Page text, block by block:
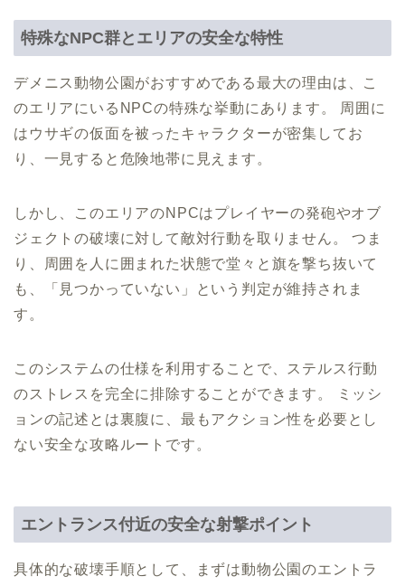
特殊なNPC群とエリアの安全な特性
デメニス動物公園がおすすめである最大の理由は、こ
のエリアにいるNPCの特殊な挙動にあります。 周囲に
はウサギの仮面を被ったキャラクターが密集してお
り、一見すると危険地帯に見えます。
しかし、このエリアのNPCはプレイヤーの発砲やオブ
ジェクトの破壊に対して敵対行動を取りません。 つま
り、周囲を人に囲まれた状態で堂々と旗を撃ち抜いて
も、「見つかっていない」という判定が維持されま
す。
このシステムの仕様を利用することで、ステルス行動
のストレスを完全に排除することができます。 ミッシ
ョンの記述とは裏腹に、最もアクション性を必要とし
ない安全な攻略ルートです。
エントランス付近の安全な射撃ポイント
具体的な破壊手順として、まずは動物公園のエントラ